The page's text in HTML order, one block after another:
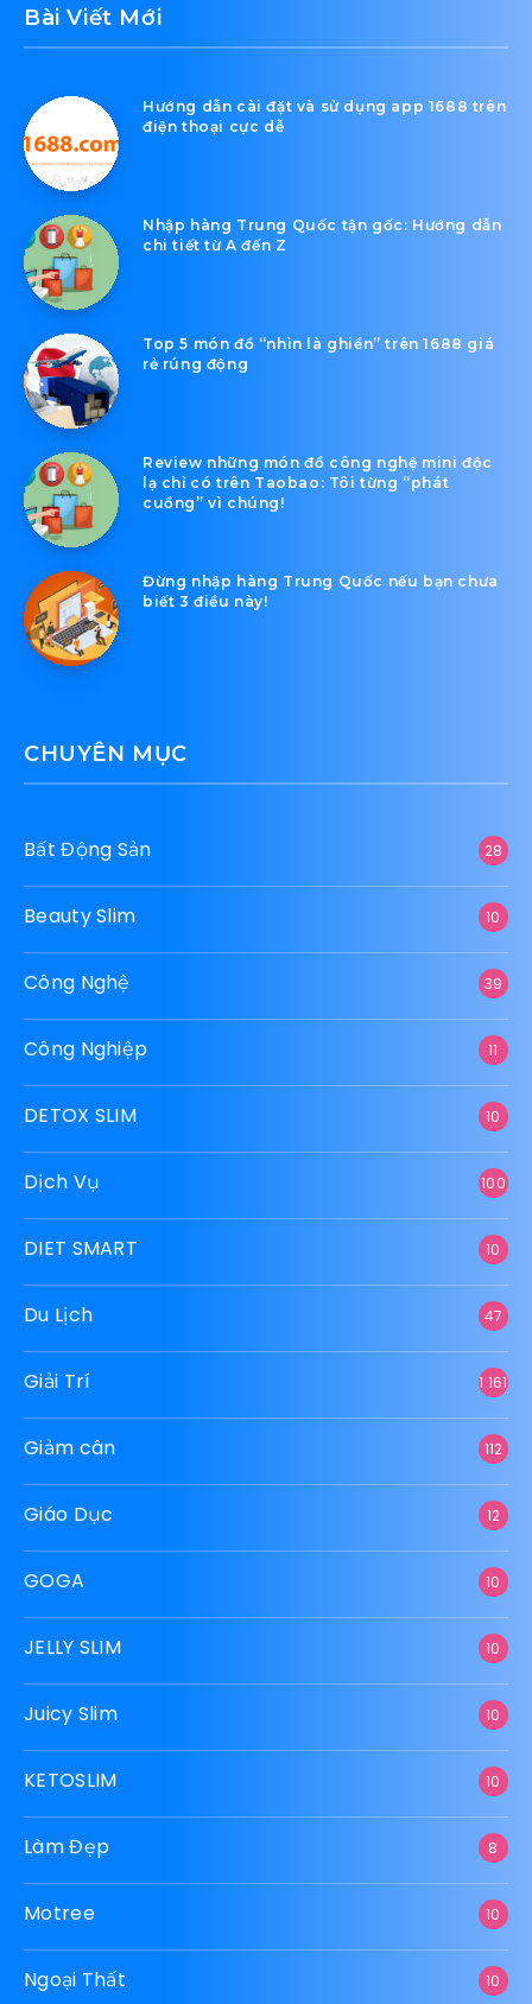
Bài Viết Mới
Hướng dẫn cài đặt và sử dụng app 1688 trên
điện thoại cực dễ
Nhập hàng Trung Quốc tận gốc: Hướng dẫn
chi tiết từ A đến Z
Top 5 món đồ “nhìn là ghiền” trên 1688 giá
rẻ rúng động
Review những món đồ công nghệ mini độc
lạ chỉ có trên Taobao: Tôi từng “phát
cuồng” vì chúng!
Đừng nhập hàng Trung Quốc nếu bạn chưa
biết 3 điều này!
CHUYÊN MỤC
Bất Động Sản 28
Beauty Slim 10
Công Nghệ 39
Công Nghiệp 11
DETOX SLIM 10
Dịch Vụ 100
DIET SMART 10
Du Lịch 47
Giải Trí 1.161
Giảm cân 112
Giáo Dục 12
GOGA 10
JELLY SLIM 10
Juicy Slim 10
KETOSLIM 10
Làm Đẹp 8
Motree 10
Ngoại Thất 10